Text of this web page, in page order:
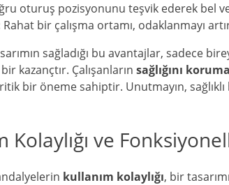
oturuş pozisyonunu teşvik ederek bel ve
Rahat bir çalışma ortamı, odaklanmayı
sağladığı bu avantajlar, sadece
kazançtır. Çalışanların sağlığını
bir öneme sahiptir. Unutmayın,
Kolaylığı ve
kullanım kolaylığı, bir